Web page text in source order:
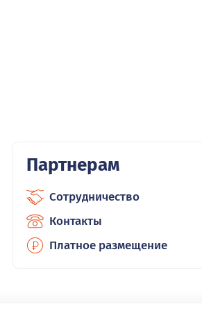
Партнерам
Сотрудничество
Контакты
Платное размещение